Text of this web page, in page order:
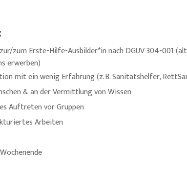
zum Erste-Hilfe-Ausbilder*in nach DGUV 304-001
erwerben)
mit ein wenig Erfahrung (z. B. Sanitätshelfer,
& an der Vermittlung von Wissen
Auftreten vor Gruppen
Arbeiten